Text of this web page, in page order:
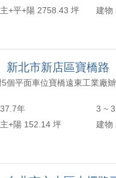
坪
- 樓
主+平+陽 2758.43 坪
建物
北市新店區寶橋路
37.7年
3 ~
主+陽 152.14 坪
建物